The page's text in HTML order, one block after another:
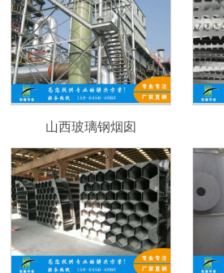
山西玻璃钢烟囱